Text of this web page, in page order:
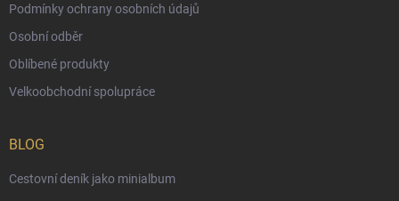
Podmínky ochrany osobních údajů
Osobní odběr
Oblíbené produkty
Velkoobchodní spolupráce
BLOG
Cestovní deník jako minialbum